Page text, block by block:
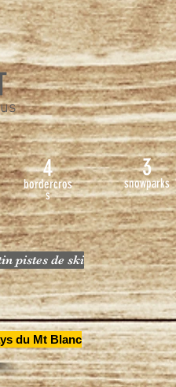
4
bordercros
s
3
snowparks
pistes de ski
du Mt Blanc